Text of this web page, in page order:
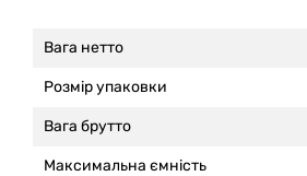
Вага нетто
Розмір упаковки
Вага брутто
Максимальна ємність